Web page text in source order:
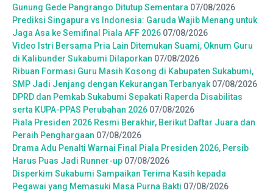
Gunung Gede Pangrango Ditutup Sementara 07/08/2026
Prediksi Singapura vs Indonesia: Garuda Wajib Menang untuk
Jaga Asa ke Semifinal Piala AFF 2026 07/08/2026
Video Istri Bersama Pria Lain Ditemukan Suami, Oknum Guru
di Kalibunder Sukabumi Dilaporkan 07/08/2026
Ribuan Formasi Guru Masih Kosong di Kabupaten Sukabumi,
SMP Jadi Jenjang dengan Kekurangan Terbanyak 07/08/2026
DPRD dan Pemkab Sukabumi Sepakati Raperda Disabilitas
serta KUPA-PPAS Perubahan 2026 07/08/2026
Piala Presiden 2026 Resmi Berakhir, Berikut Daftar Juara dan
Peraih Penghargaan 07/08/2026
Drama Adu Penalti Warnai Final Piala Presiden 2026, Persib
Harus Puas Jadi Runner-up 07/08/2026
Disperkim Sukabumi Sampaikan Terima Kasih kepada
Pegawai yang Memasuki Masa Purna Bakti 07/08/2026